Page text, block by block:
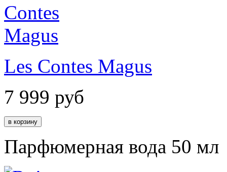
Les Contes Magus
7 999 руб
Парфюмерная вода 50 мл